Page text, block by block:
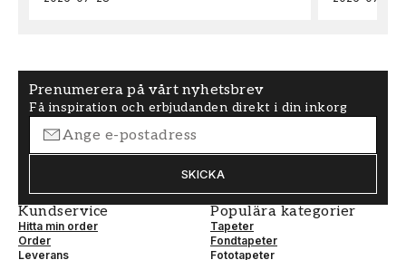
Prenumerera på vårt nyhetsbrev
Få inspiration och erbjudanden direkt i din inkorg
SKICKA
Kundservice
Hitta min order
Order
Leverans
Populära kategorier
Tapeter
Fondtapeter
Fototapeter